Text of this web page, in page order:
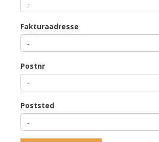
Fakturaadresse
Postnr
Poststed